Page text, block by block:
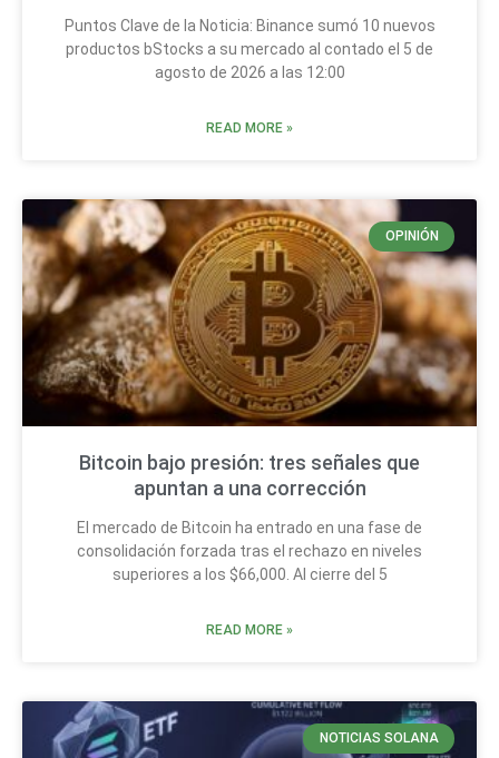
Puntos Clave de la Noticia: Binance sumó 10 nuevos
productos bStocks a su mercado al contado el 5 de
agosto de 2026 a las 12:00
READ MORE »
OPINIÓN
Bitcoin bajo presión: tres señales que
apuntan a una corrección
El mercado de Bitcoin ha entrado en una fase de
consolidación forzada tras el rechazo en niveles
superiores a los $66,000. Al cierre del 5
READ MORE »
NOTICIAS SOLANA